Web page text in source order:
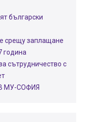
български
срещу заплащане
година
сътрудничество с
МУ-СОФИЯ